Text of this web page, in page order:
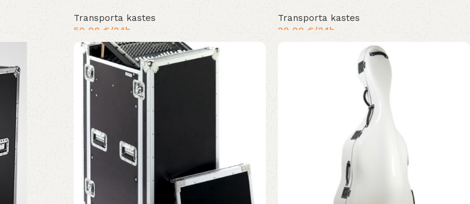
Transporta kastes
50,00 € /24h
Transporta kastes
20,00 € /24h